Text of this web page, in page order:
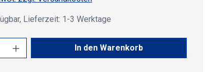
Lieferzeit: 1-3 Werktage
Anzahl: Gib den gewünschten Wert
In den Warenkorb